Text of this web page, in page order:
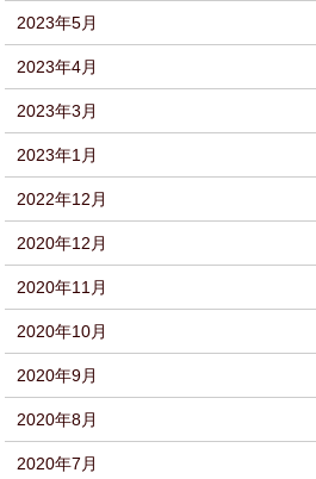
2023年5月
2023年4月
2023年3月
2023年1月
2022年12月
2020年12月
2020年11月
2020年10月
2020年9月
2020年8月
2020年7月